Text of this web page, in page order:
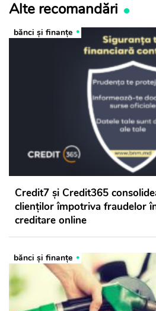
Alte recomandări
bănci şi finanţe
Credit7 și Credit365
clienților împotriva fraudelor
creditare online
bănci şi finanţe